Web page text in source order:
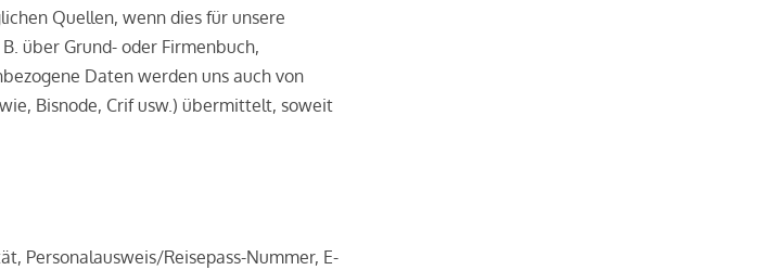
Quellen, wenn dies für unsere
über Grund- oder Firmenbuch,
Daten werden uns auch von
Bisnode, Crif usw.) übermittelt, soweit
Personalausweis­/Reisepass­-Nummer, E­-